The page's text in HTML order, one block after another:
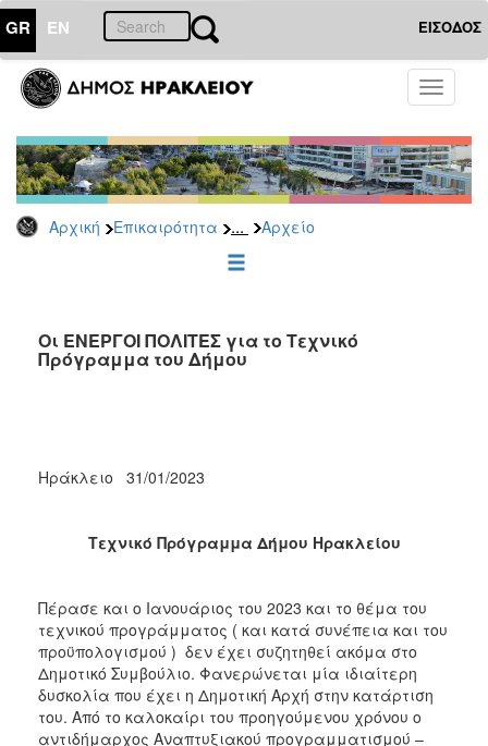
GR EN ΕΙΣΟΔΟΣ
Toggle
Αρχική Επικαιρότητα ... Αρχείο
ΕΠΙΚΑΙΡΟΤΗΤΑ
Παρατάξεις
Αρχείο
ΕΠΙΣΚΕΠΤΗΣ
Οι ΕΝΕΡΓΟΙ ΠΟΛΙΤΕΣ για το Τεχνικό
Πρόγραμμα του Δήμου
Ηράκλειο 31/01/2023
Τεχνικό Πρόγραμμα Δήμου Ηρακλείου
Πέρασε και ο Ιανουάριος του 2023 και το θέμα του
τεχνικού προγράμματος ( και κατά συνέπεια και του
προϋπολογισμού ) δεν έχει συζητηθεί ακόμα στο
Δημοτικό Συμβούλιο. Φανερώνεται μία ιδιαίτερη
δυσκολία που έχει η Δημοτική Αρχή στην κατάρτιση
του. Από το καλοκαίρι του προηγούμενου χρόνου ο
αντιδήμαρχος Αναπτυξιακού προγραμματισμού –